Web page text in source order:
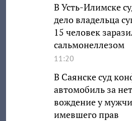
В Усть-Илимске
дело владельца
15 человек
сальмонеллезом
11:20
В Саянске суд
автомобиль за
вождение у
имевшего прав